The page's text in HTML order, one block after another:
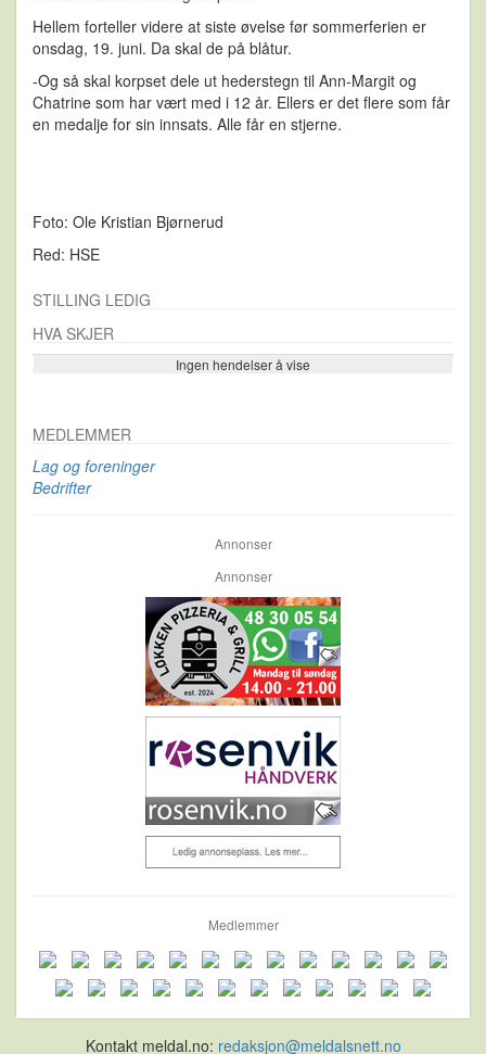
Hellem forteller videre at siste øvelse før sommerferien er
onsdag, 19. juni. Da skal de på blåtur.
-Og så skal korpset dele ut hederstegn til Ann-Margit og
Chatrine som har vært med i 12 år. Ellers er det flere som får
en medalje for sin innsats. Alle får en stjerne.
Foto: Ole Kristian Bjørnerud
Red: HSE
STILLING LEDIG
HVA SKJER
Ingen hendelser å vise
Se flere…
MEDLEMMER
Lag og foreninger
Bedrifter
Annonser
Annonser
Medlemmer
Kontakt meldal.no: redaksjon@meldalsnett.no